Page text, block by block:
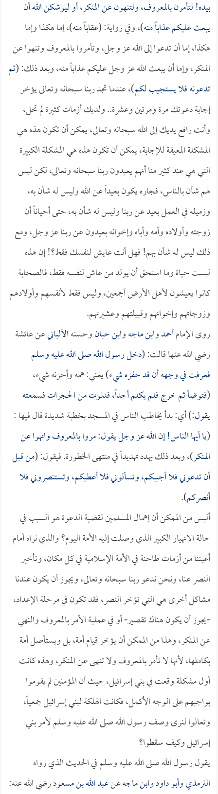
بيده! لتأمرن بالمعروف، ولتنهون عن المنكر، أو ليوشكن الله أن
يبعث عليكم عذاباً منه)، وفي رواية: (عقاباً منه)، إما هكذا وإما
هكذا، إما أن تدعوا إلى الله عز وجل، وتأمروا بالمعروف وتنهوا عن
المنكر، وإما أن يبعث الله عز وجل عليكم عذاباً منه، وبعد ذلك: (ثم
تدعونه فلا يستجيب لكم)، عندما تجد ربنا سبحانه وتعالى يؤخر
إجابة دعوتك مرة ومرتين وعشرة.. ولديك أزمات كثيرة لم تحل،
وأنت رافع يديك إلى الله سبحانه وتعالى، يمكن أن تكون هذه هي
المشكلة المعيقة للإجابة، يمكن أن تكون هذه هي المشكلة الكبيرة
التي هي عند كثير منا أنهم يعبدون ربنا سبحانه وتعالى، لكن ليس
لهم شأن بالناس، فجاره يكون بعيداً عن الله وليس له شأن به،
وزميله في العمل بعيد عن ربنا وليس له شأن به، حتى أحياناً أن
زوجته وأولاده وأمه وأباه وإخوانه بعيدون عن ربنا عز وجل، ومع
ذلك ليس له شأن بهم! فهل أنت عايش لنفسك فقط؟! إن هذه
ليست حياة وما استحق أن يولد من عاش لنفسه فقط، فالصحابة
كانوا يعيشون لأهل الأرض أجمعين، وليس فقط لأنفسهم وأولادهم
وزوجاتهم وإخوانهم وقبيلتهم وعشيرتهم.
روى الإمامأحمدوابن ماجهوابن حبانوحسنهالألبانيعن عائشة
رضي الله عنها قالت: (دخل رسول الله صلى الله عليه وسلم
فعرفت في وجهه أن قد حفزه شيء) يعني: همه وأحزنه شيء،
(فتوضأ ثم خرج فلم يكلم أحداً، فدنوت من الحجرات فسمعته
يقول:) أي: بدأ يخاطب الناس في المسجد بخطبة شديدة قال فيها :
(يا أيها الناس! إن الله عز وجل يقول: مروا بالمعروف وانهوا عن
المنكر)، وبعد ذلك يهدد تهديداً في منتهى الخطورة. فيقول: (من قبل
أن تدعوني فلا أجيبكم، وتسألوني فلا أعطيكم، وتستنصروني فلا
أنصركم).
أليس من الممكن أن إهمال المسلمين لقضية الدعوة هو السبب في
حالة الانهيار الكبير الذي وصلت إليه الأمة اليوم؟ والذي نراه أمام
أعيننا من أزمات طاحنة في الأمة الإسلامية في كل مكان، وتأخير
النصر عنا، ونحن ندعو ربنا سبحانه وتعالى، ويجوز أن يكون عندنا
مشاكل أخرى هي التي تؤخر النصر، فقد تكون في مرحلة الإعداد،
-يجوز أن يكون هناك تقصير- أو في عملية الأمر بالمعروف والنهي
عن المنكر، وهذا من الممكن أن يؤخر قيام أمة، بل ويستأصل أمة
بكاملها، لأنها لا تأمر بالمعروف ولا تنهى عن المنكر، وهذه كانت
أول مشكلة وقعت في بني إسرائيل، حيث أن المؤمنين لم يقوموا
بواجبهم على الوجه الأكمل، فكانت الهلكة لبني إسرائيل جمعياً،
وتعالوا لنرى وصف رسول الله صلى الله عليه وسلم لأمر بني
إسرائيل وكيف سقطوا؟
يقول رسول الله صلى الله عليه وسلم في الحديث الذي رواه
الترمذيوأبو داودوابن ماجهعنعبد الله بن مسعودرضي الله عنه: